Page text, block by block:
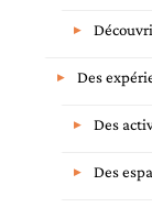
Des
Des
Des